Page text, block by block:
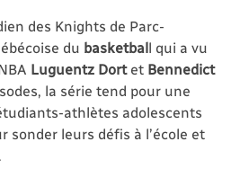
des Knights de Parc-
du basketball qui a vu
Luguentz Dortet Bennedict
la série tend pour une
athlètes adolescents
sonder leurs défis à l’école et